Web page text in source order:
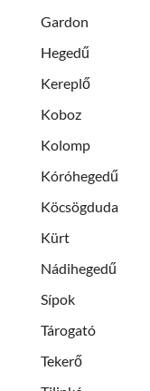
Gardon
Hegedű
Kereplő
Koboz
Kolomp
Kóróhegedű
Köcsögduda
Kürt
Nádihegedű
Sípok
Tárogató
Tekerő